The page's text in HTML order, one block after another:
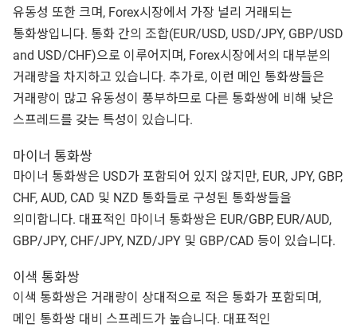
유동성 또한 크며, Forex시장에서 가장 널리 거래되는
통화쌍입니다. 통화 간의 조합(EUR/USD, USD/JPY, GBP/USD
and USD/CHF)으로 이루어지며, Forex시장에서의 대부분의
거래량을 차지하고 있습니다. 추가로, 이런 메인 통화쌍들은
거래량이 많고 유동성이 풍부하므로 다른 통화쌍에 비해 낮은
스프레드를 갖는 특성이 있습니다.
마이너 통화쌍
마이너 통화쌍은 USD가 포함되어 있지 않지만, EUR, JPY, GBP,
CHF, AUD, CAD 및 NZD 통화들로 구성된 통화쌍들을
의미합니다. 대표적인 마이너 통화쌍은 EUR/GBP, EUR/AUD,
GBP/JPY, CHF/JPY, NZD/JPY 및 GBP/CAD 등이 있습니다.
이색 통화쌍
이색 통화쌍은 거래량이 상대적으로 적은 통화가 포함되며,
메인 통화쌍 대비 스프레드가 높습니다. 대표적인